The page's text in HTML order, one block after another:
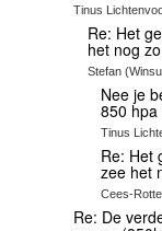
Tinus
Re: Het
het nog
Stefan
Nee je
850 hpa
Tinus
Re: Het
zee het
Cees-
Re: De